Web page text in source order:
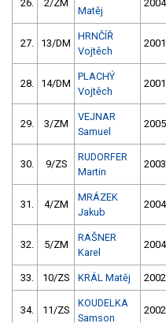
26. 2/ZM
Matěj
2004
27. 13/DM
HRNČÍŘ
Vojtěch
2001
28. 14/DM
PLACHÝ
Vojtěch
2001
29. 3/ZM
VEJNAR
Samuel
2005
30. 9/ZS
RUDORFER
Martin
2003
31. 4/ZM
MRÁZEK
Jakub
2004
32. 5/ZM
RAŠNER
Karel
2004
33. 10/ZS KRÁL Matěj 2002
34. 11/ZS
KOUDELKA
Samson
2002